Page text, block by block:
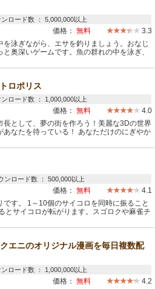
ンロード数 ： 5,000,000以上
価格： 無料
3.3
泳ぎながら、エサを釣りましょう。おなじ
奥深いゲームです。魚の群れの中を泳ぎ、
ロポリス
ンロード数 ： 1,000,000以上
価格： 無料
4.0
長として、夢の街を作ろう！美麗な3Dの世界
なたを待っている！ あなただけのにぎやか
ンロード数 ： 500,000以上
価格： 無料
4.1
す。 1～10個のサイコロを同時に振ること
とサイコロが転がります。スゴロクや麻雀チ
エニのオリジナル漫画を毎日複数配
ンロード数 ： 1,000,000以上
価格： 無料
4.2